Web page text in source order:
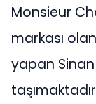
Monsieur
markası
yapan